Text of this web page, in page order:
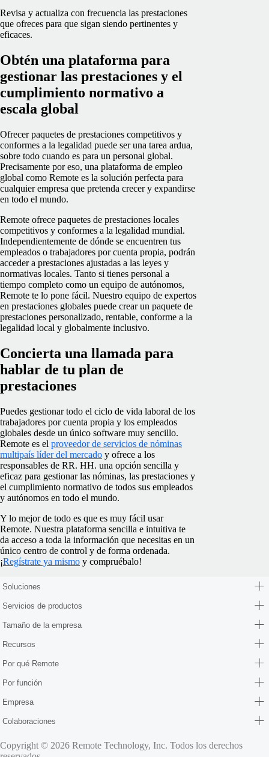
Revisa y actualiza con frecuencia las prestaciones
que ofreces para que sigan siendo pertinentes y
eficaces.
Obtén una plataforma para
gestionar las prestaciones y el
cumplimiento normativo a
escala global
Ofrecer paquetes de prestaciones competitivos y
conformes a la legalidad puede ser una tarea ardua,
sobre todo cuando es para un personal global.
Precisamente por eso, una plataforma de empleo
global como Remote es la solución perfecta para
cualquier empresa que pretenda crecer y expandirse
en todo el mundo.
Remote ofrece paquetes de prestaciones locales
competitivos y conformes a la legalidad mundial.
Independientemente de dónde se encuentren tus
empleados o trabajadores por cuenta propia, podrán
acceder a prestaciones ajustadas a las leyes y
normativas locales. Tanto si tienes personal a
tiempo completo como un equipo de autónomos,
Remote te lo pone fácil. Nuestro equipo de expertos
en prestaciones globales puede crear un paquete de
prestaciones personalizado, rentable, conforme a la
legalidad local y globalmente inclusivo.
Concierta una llamada para
hablar de tu plan de
prestaciones
Puedes gestionar todo el ciclo de vida laboral de los
trabajadores por cuenta propia y los empleados
globales desde un único software muy sencillo.
Remote es el proveedor de servicios de nóminas
multipaís líder del mercado y ofrece a los
responsables de RR. HH. una opción sencilla y
eficaz para gestionar las nóminas, las prestaciones y
el cumplimiento normativo de todos sus empleados
y autónomos en todo el mundo.
Y lo mejor de todo es que es muy fácil usar
Remote. Nuestra plataforma sencilla e intuitiva te
da acceso a toda la información que necesitas en un
único centro de control y de forma ordenada.
¡Regístrate ya mismo y compruébalo!
Soluciones
Servicios de productos
Tamaño de la empresa
Recursos
Por qué Remote
Por función
Empresa
Colaboraciones
Copyright © 2026 Remote Technology, Inc. Todos los derechos